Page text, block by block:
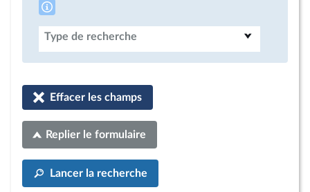
Type de recherche
Effacer les champs
Replier le formulaire
Lancer la recherche